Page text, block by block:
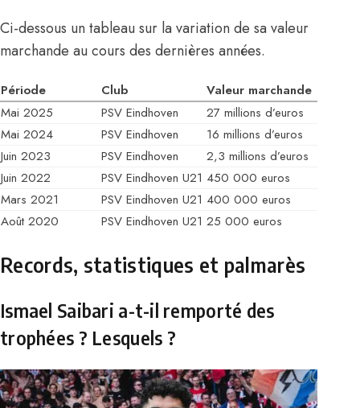
Ci-dessous un tableau sur la variation de sa valeur
marchande au cours des dernières années.
Période Club
Valeur marchande
Mai 2025
PSV Eindhoven
27 millions d’euros
Mai 2024
PSV Eindhoven
16 millions d’euros
Juin 2023
PSV Eindhoven
2,3 millions d’euros
Juin 2022
PSV Eindhoven U21 450 000 euros
Mars 2021
PSV Eindhoven U21 400 000 euros
Août 2020
PSV Eindhoven U21 25 000 euros
Records, statistiques et palmarès
Ismael Saibari a-t-il remporté des
trophées ? Lesquels ?